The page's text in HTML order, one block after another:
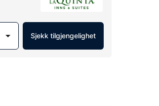
Sjekk tilgjengelighet